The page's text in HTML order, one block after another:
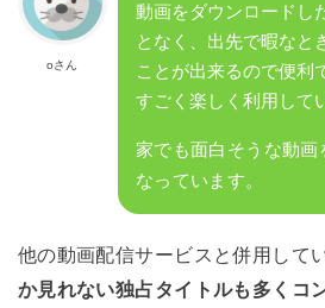
oさん
動画をダウンロードし
となく、出先で暇なと
ことが出来るので便利
すごく楽しく利用して
家でも面白そうな動画
なっています。
他の動画配信サービスと併用して
か見れない独占タイトルも多くコ